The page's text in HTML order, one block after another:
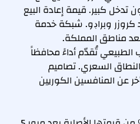
400,000 كم دون تدخل كبير. قيمة إعادة البيع
كروزر وبراڊو. شبكة خدمة
مناطق المملكة.
تُقدّم أداءً محافظاً
السعري. تصاميم
عن المنافسين الكوريين